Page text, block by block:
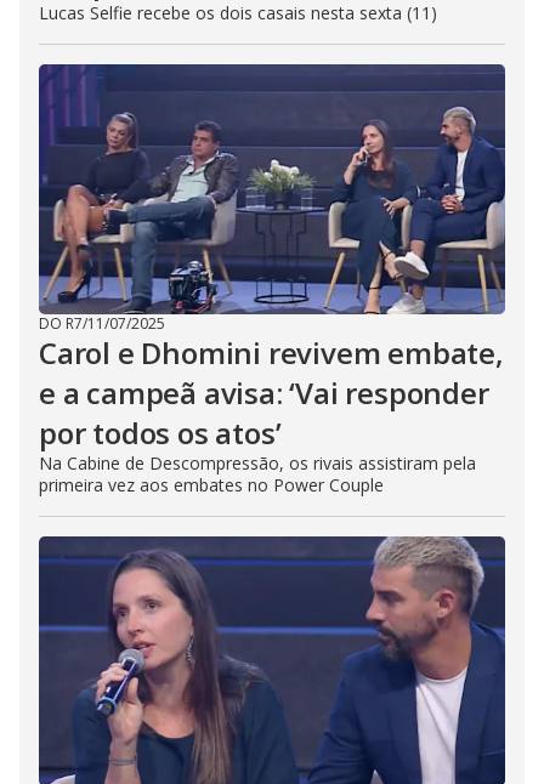
Lucas Selfie recebe os dois casais nesta sexta (11)
DO R7/11/07/2025
Carol e Dhomini revivem embate,
e a campeã avisa: ‘Vai responder
por todos os atos’
Na Cabine de Descompressão, os rivais assistiram pela
primeira vez aos embates no Power Couple